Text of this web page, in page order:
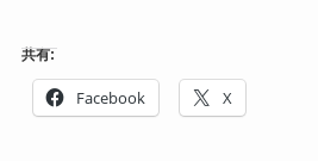
共有:
Facebook X